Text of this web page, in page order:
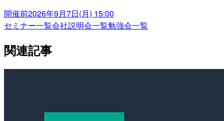
開催前2026年9月7日(月) 15:00
セミナー一覧会社説明会一覧勉強会一覧
関連記事